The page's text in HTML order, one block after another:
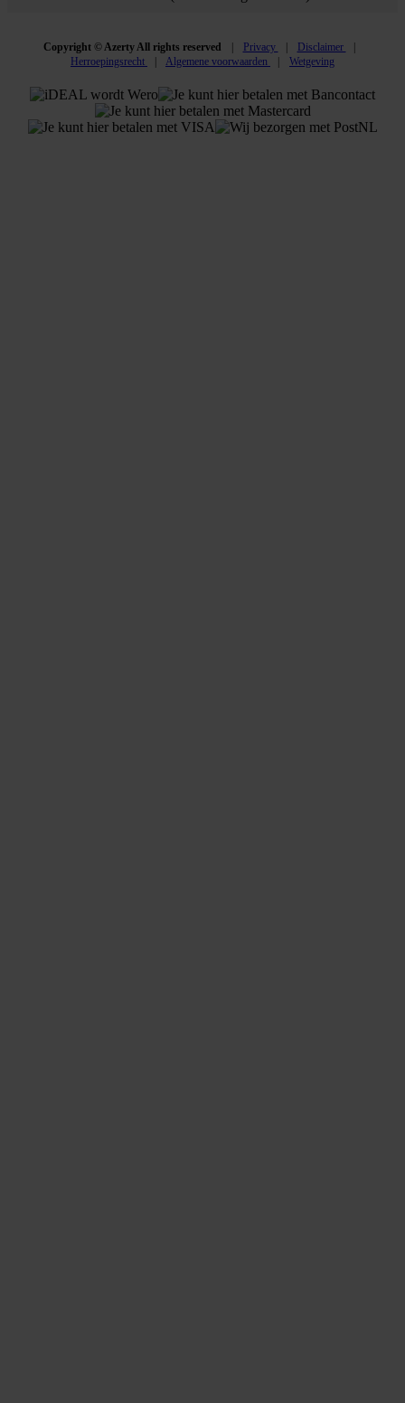
Copyright © Azerty All rights reserved Privacy
Disclaimer
Herroepingsrecht
Algemene voorwaarden Wetgeving